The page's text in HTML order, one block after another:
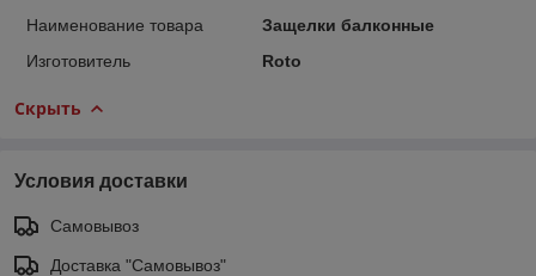
Наименование товара
Защелки балконные
Изготовитель
Roto
Скрыть
Условия доставки
Самовывоз
Доставка "Самовывоз"